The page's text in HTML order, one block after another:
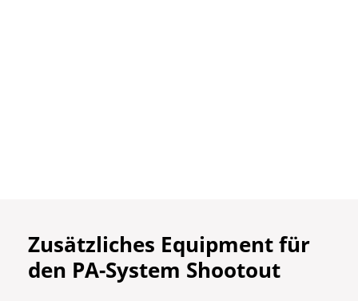
Zusätzliches Equipment für
den PA-System Shootout